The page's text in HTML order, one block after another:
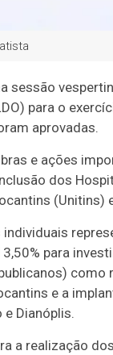
sessão
para o
aprovadas.
e ações
dos
para
e a
e Dianóplis.
a realização